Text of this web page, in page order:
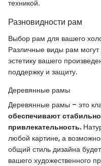
техникой.
Разновидности рам
Выбор рам для вашего
Различные виды рам могут
эстетику вашего
поддержку и защиту.
Деревянные рамы
Деревянные рамы – это
обеспечивают
привлекательность.
любой картине, а
общий стиль дизайна
вашего художественного